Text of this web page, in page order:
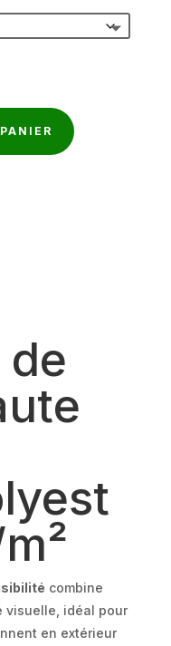
de
combine
visuelle, idéal pour
en extérieur